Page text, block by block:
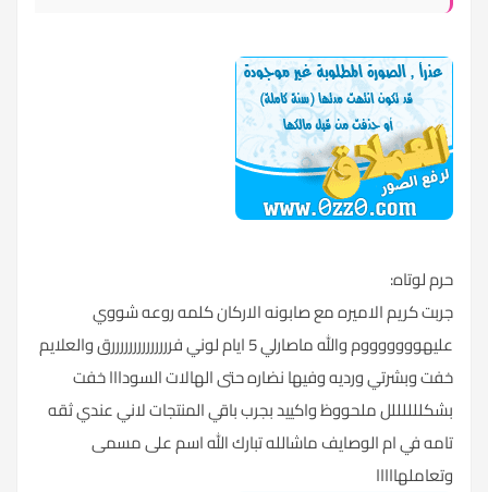
حرم لوتاه:
جربت كريم الاميره مع صابونه الاركان كلمه روعه شووي
عليهوووووووم والله ماصارلي 5 ايام لوني فررررررررررررررق والعلايم
خفت وبشرتي ورديه وفيها نضاره حتى الهالات السودااا خفت
بشكللللللل ملحووظ واكييد بجرب باقي المنتجات لاني عندي ثقه
تامه في ام الوصايف ماشالله تبارك الله اسم على مسمى
وتعاملهااااا